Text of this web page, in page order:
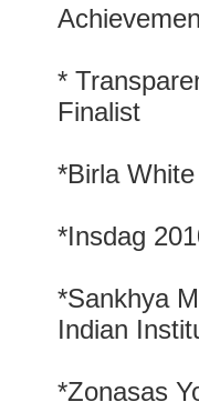
*
Finalist
*Birla
*Insdag
*Sankhya
Indian
*Zonasas